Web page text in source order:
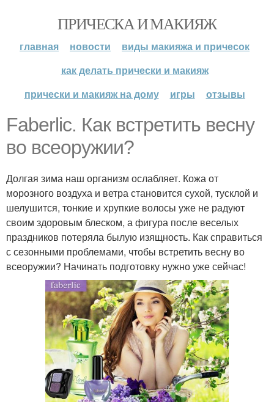
ПРИЧЕСКА И МАКИЯЖ
главная новости
виды макияжа и причесок
как делать прически и макияж
прически и макияж на дому
игры отзывы
Faberlic. Как встретить весну
во всеоружии?
Долгая зима наш организм ослабляет. Кожа от
морозного воздуха и ветра становится сухой, тусклой и
шелушится, тонкие и хрупкие волосы уже не радуют
своим здоровым блеском, а фигура после веселых
праздников потеряла былую изящность. Как справиться
с сезонными проблемами, чтобы встретить весну во
всеоружии? Начинать подготовку нужно уже сейчас!